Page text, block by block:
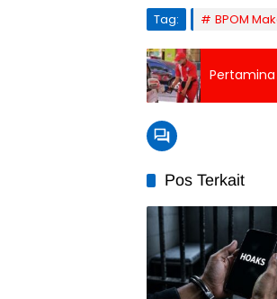
Tag: BPOM
Pos Terkait